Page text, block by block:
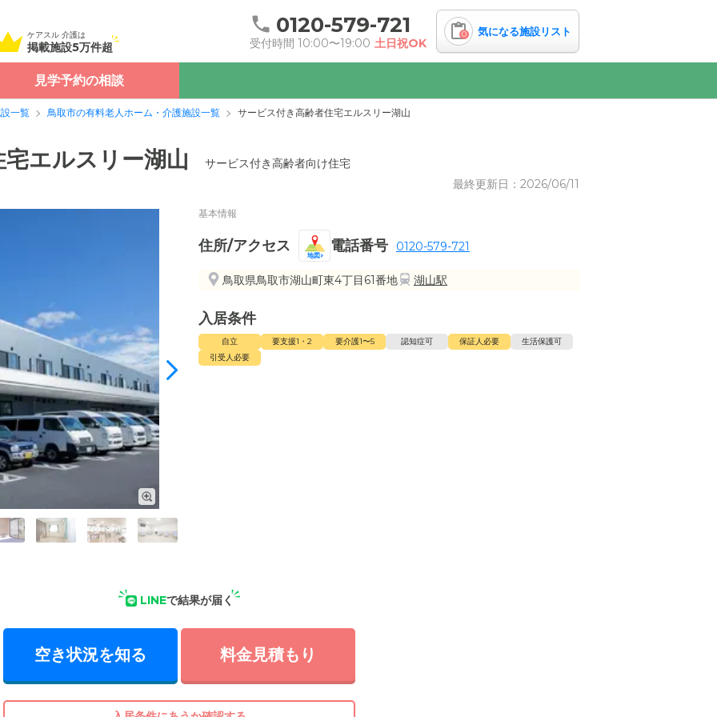
ケアスル 介護は
掲載施設5万件超
0120-579-721
受付時間 10:00〜19:00 土日祝OK
0 気になる施設リスト
見学予約の相談
一覧 鳥取市の有料老人ホーム・介護施設一覧 サービス付き高齢者住宅エルスリー湖山
エルスリー湖山
サービス付き高齢者向け住宅
最終更新日：2026/06/11
基本情報
住所/アクセス
地図
電話番号 0120-579-721
鳥取県鳥取市湖山町東4丁目61番地 湖山駅
入居条件
自立 要支援1・2 要介護1〜5 認知症可 保証人必要
生活保護可
引受人必要
LINEで結果が届く
空き状況を知る 料金見積もり